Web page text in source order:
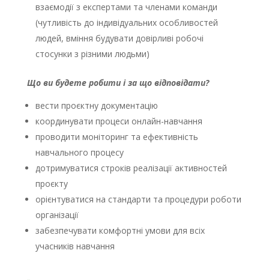
взаємодії з експертами та членами команди
(чутливість до індивідуальних особливостей
людей, вміння будувати довірливі робочі
стосунки з різними людьми)
Що ви будете робити і за що відповідати?
вести проєктну документацію
координувати процеси онлайн-навчання
проводити моніторинг та ефективність
навчального процесу
дотримуватися строків реалізації активностей
проєкту
орієнтуватися на стандарти та процедури роботи
організації
забезпечувати комфортні умови для всіх
учасників навчання